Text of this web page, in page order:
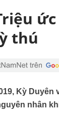
thú
Kỳ
nhân